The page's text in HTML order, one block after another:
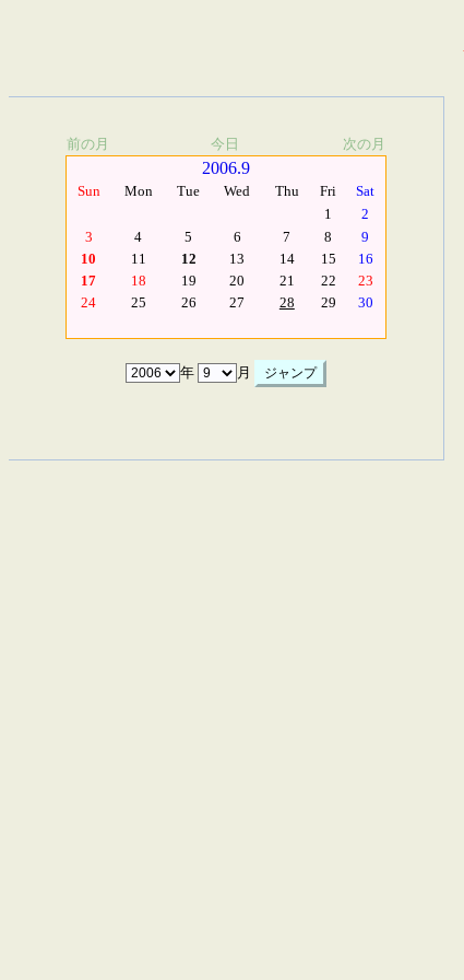
前の月 今日 次の月
2006.9
Sun Mon Tue Wed Thu Fri
Sat
1
2
3
4 5 6 7 8
9
10
11 12 13 14 15
16
17
18 19 20 21 22
23
24
25 26 27 28 29 30
年 月